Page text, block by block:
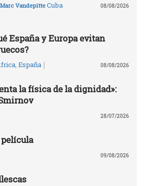
Marc Vandepitte Cuba 08/08/2026
España y Europa evitan
España | 08/08/2026
la física de la dignidad»:
28/07/2026
09/08/2026